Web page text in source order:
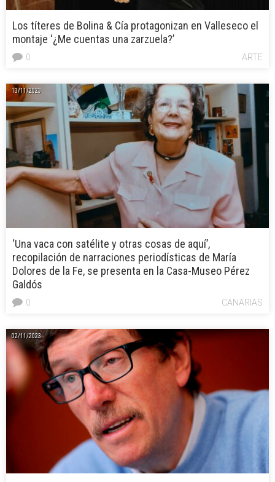
Los títeres de Bolina & Cía protagonizan en Valleseco el
montaje ‘¿Me cuentas una zarzuela?’
ARTE
0
13/11/2023
‘Una vaca con satélite y otras cosas de aquí’,
recopilación de narraciones periodísticas de María
Dolores de la Fe, se presenta en la Casa-Museo Pérez
Galdós
CANARIAS
0
02/11/2023